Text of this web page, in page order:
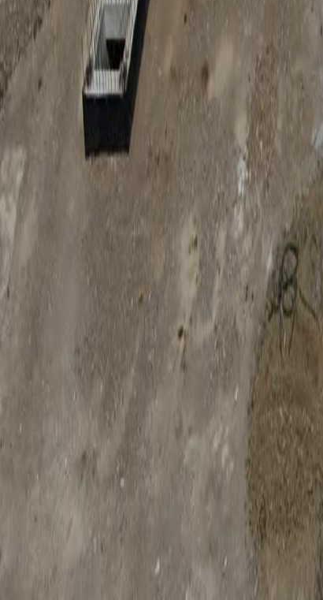
Anunțuri publice